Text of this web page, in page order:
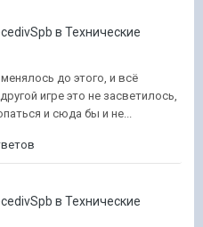
в Технические
до этого, и всё
игре это не засветилось,
и сюда бы и не...
в Технические